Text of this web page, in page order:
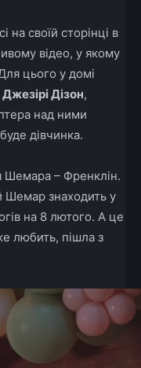
на своїй сторінці в
відео, у якому
цього у домі
Джезірі Дізон,
над ними
дівчинка.
Шемара – Френклін.
Шемар знаходить у
на 8 лютого. А це
любить, пішла з